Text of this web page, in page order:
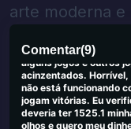
arte moderna
Comentar(9)
J
JACINTA
2025-09-19
meu dinheiro que disse
alguns jogos e outros
acinzentados.
não está funcionando
jogam vitórias. Eu
deveria ter 1525.1
olhos e quero meu